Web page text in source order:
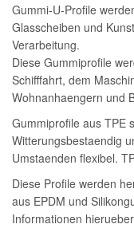
Gummi-U-Profile
Glasscheiben und
Verarbeitung.
Diese Gummiprofile
Schifffahrt, dem
Wohnanhaengern und
Gummiprofile aus TPE
Witterungsbestaendig
Umstaenden flexibel.
Diese Profile werden
aus EPDM und
Informationen